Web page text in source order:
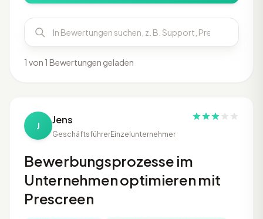
1 von 1 Bewertungen geladen
J Jens
GeschäftsführerEinzelunternehmer
Bewerbungsprozesse im
Unternehmen optimieren mit
Prescreen